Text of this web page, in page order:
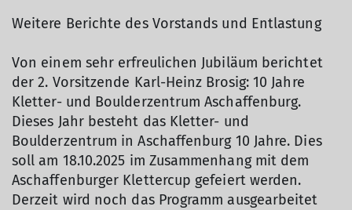
Weitere Berichte des Vorstands und Entlastung
Von einem sehr erfreulichen Jubiläum berichtet
der 2. Vorsitzende Karl-Heinz Brosig: 10 Jahre
Kletter- und Boulderzentrum Aschaffenburg.
Dieses Jahr besteht das Kletter- und
Boulderzentrum in Aschaffenburg 10 Jahre. Dies
soll am 18.10.2025 im Zusammenhang mit dem
Aschaffenburger Klettercup gefeiert werden.
Derzeit wird noch das Programm ausgearbeitet